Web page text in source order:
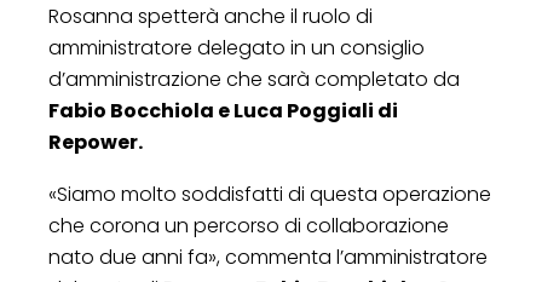
Rosanna spetterà anche il ruolo di
amministratore delegato in un consiglio
d’amministrazione che sarà completato da
Fabio Bocchiola e Luca Poggiali di
Repower.
«Siamo molto soddisfatti di questa operazione
che corona un percorso di collaborazione
nato due anni fa», commenta l’amministratore